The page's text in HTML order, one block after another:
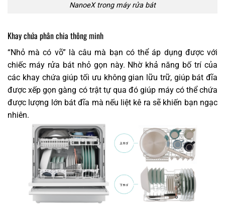
NanoeX trong máy rửa bát
Khay chứa phân chia thông minh
“Nhỏ mà có võ” là câu mà bạn có thể áp dụng được với
chiếc máy rửa bát nhỏ gọn này. Nhờ khả năng bố trí của
các khay chứa giúp tối ưu không gian lữu trữ, giúp bát đĩa
được xếp gọn gàng có trật tự qua đó giúp máy có thể chứa
được lượng lớn bát đĩa mà nếu liệt kê ra sẽ khiến bạn ngạc
nhiên.